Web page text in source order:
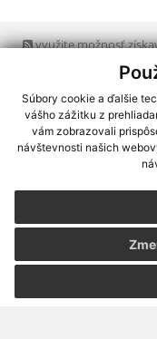
Súbory cookie a ďalšie
vášho zážitku z
vám zobrazovali
návštevnosti našich
využite možnosť
CMS systém (redakčný)
spoločnosť
Vytlačiť